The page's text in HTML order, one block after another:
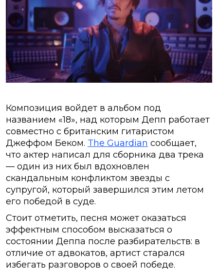
Композиция войдет в альбом под
названием «18», над которым Депп работает
совместно с британским гитаристом
Джеффом Беком. The Guardian сообщает,
что актер написал для сборника два трека
— один из них был вдохновлен
скандальным конфликтом звезды с
супругой, который завершился этим летом
его победой в суде.
Стоит отметить, песня может оказаться
эффектным способом высказаться о
состоянии Деппа после разбирательств: в
отличие от адвокатов, артист старался
избегать разговоров о своей победе.